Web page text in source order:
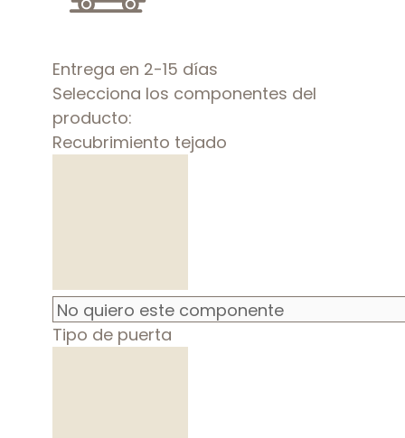
Entrega en 2-15 días
Selecciona los componentes del
producto:
Recubrimiento tejado
Tipo de puerta